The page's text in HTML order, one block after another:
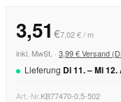
3,51 €7,02 € / m
inkl. MwSt. · 3,99 € Versand
Lieferung Di11. –Mi12.
Art.-Nr.KB77470-0.5-502